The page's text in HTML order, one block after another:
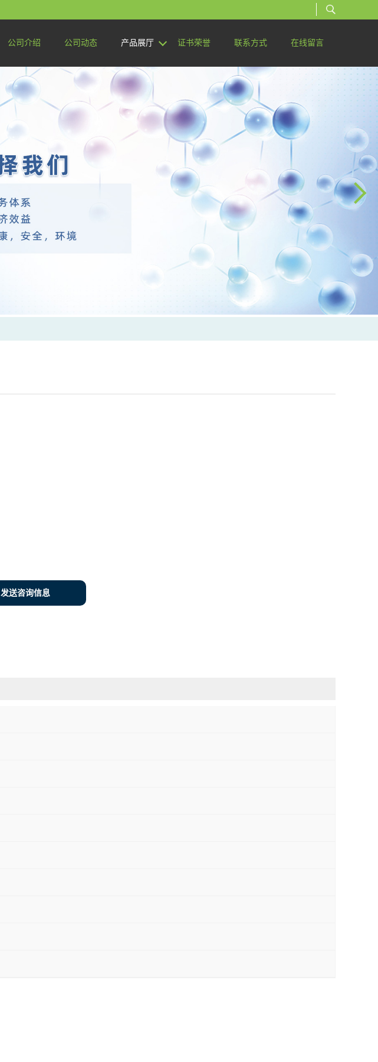
公司介绍 公司动态 产品展厅 证书荣誉 联系方式 在线留言
发送咨询信息